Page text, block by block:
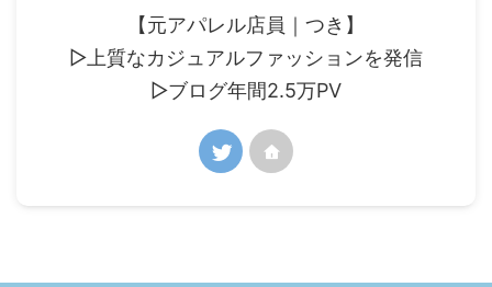
【元アパレル店員｜つき】
▷上質なカジュアルファッションを発信
▷ブログ年間2.5万PV